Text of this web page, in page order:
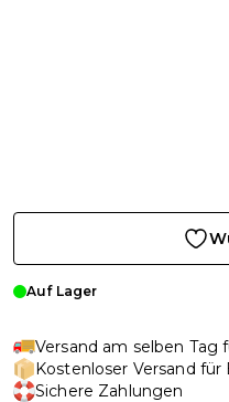
Auf Lager
Versand am selben Tag
Kostenloser Versand
Sichere Zahlungen